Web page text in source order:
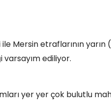
ile Mersin etraflarının
varsayım ediliyor.
yer yer çok bulutlu